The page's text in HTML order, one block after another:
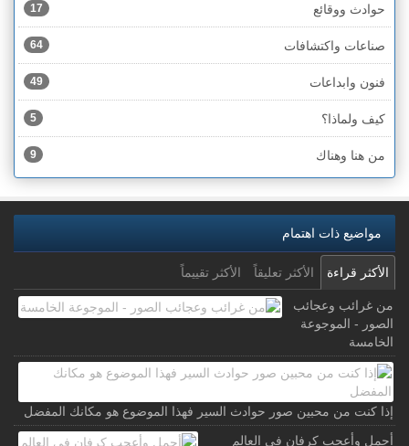
حوادث ووقائع 17
صناعات واكتشافات 64
فنون وابداعات 49
كيف ولماذا؟ 5
من هنا وهناك 9
مواضيع ذات اهتمام
الأكثر قراءة الأكثر تعليقاً الأكثر تقييماً
من غرائب وعجائب
الصور - الموجوعة
الخامسة
إذا كنت من محبين صور حوادث السير فهذا الموضوع هو مكانك المفضل
أجمل وأعجب كرفان في العالم